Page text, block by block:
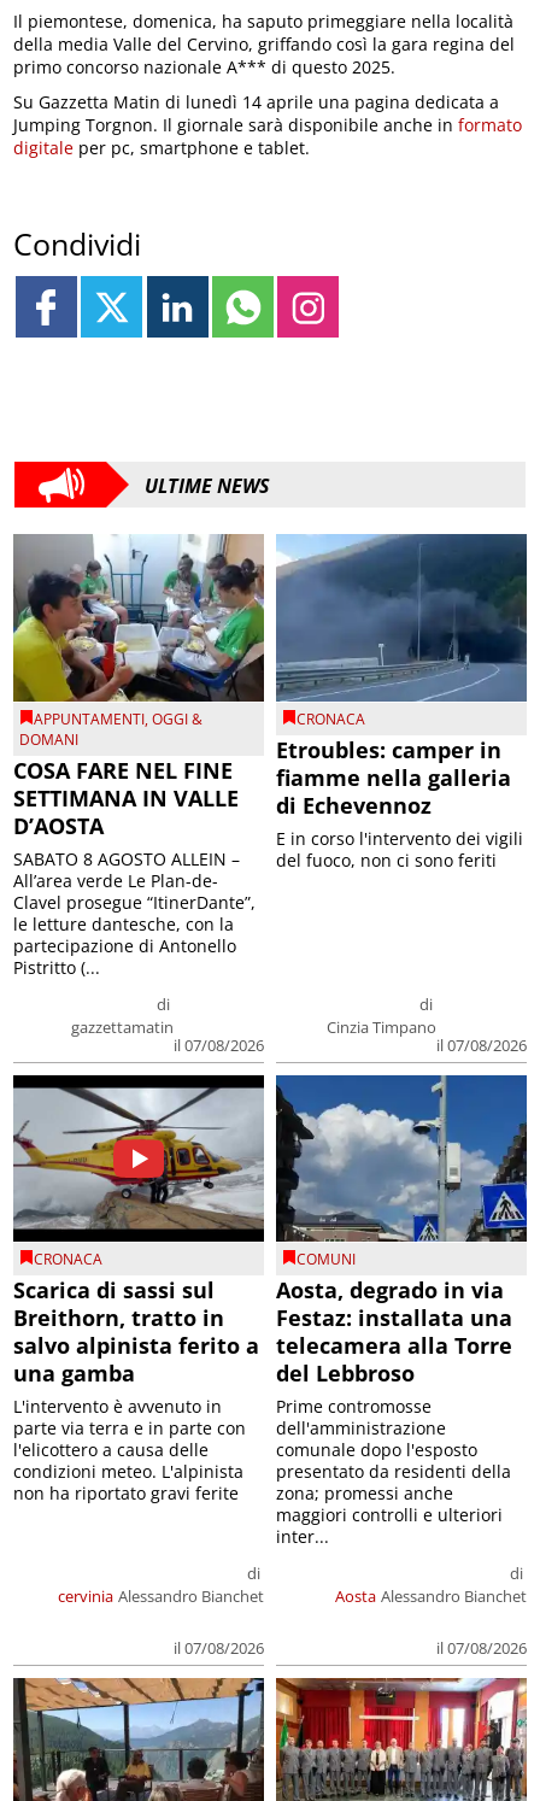
Il piemontese, domenica, ha saputo primeggiare nella località
della media Valle del Cervino, griffando così la gara regina del
primo concorso nazionale A*** di questo 2025.
Su Gazzetta Matin di lunedì 14 aprile una pagina dedicata a
Jumping Torgnon. Il giornale sarà disponibile anche informato
digitale per pc, smartphone e tablet.
Condividi
ULTIME NEWS
APPUNTAMENTI,OGGI &
DOMANI
COSA FARE NEL FINE
SETTIMANA IN VALLE
D’AOSTA
di
gazzettamatin
il 07/08/2026
SABATO 8 AGOSTO ALLEIN –
All’area verde Le Plan-de-
Clavel prosegue “ItinerDante”,
le letture dantesche, con la
partecipazione di Antonello
Pistritto (...
CRONACA
Etroubles: camper in
fiamme nella galleria
di Echevennoz
di
Cinzia Timpano
il 07/08/2026
E in corso l'intervento dei vigili
del fuoco, non ci sono feriti
CRONACA
Scarica di sassi sul
Breithorn, tratto in
salvo alpinista ferito a
una gamba
cervinia
di
Alessandro Bianchet
il 07/08/2026
L'intervento è avvenuto in
parte via terra e in parte con
l'elicottero a causa delle
condizioni meteo. L'alpinista
non ha riportato gravi ferite
COMUNI
Aosta, degrado in via
Festaz: installata una
telecamera alla Torre
del Lebbroso
Aosta
di
Alessandro Bianchet
il 07/08/2026
Prime contromosse
dell'amministrazione
comunale dopo l'esposto
presentato da residenti della
zona; promessi anche
maggiori controlli e ulteriori
inter...